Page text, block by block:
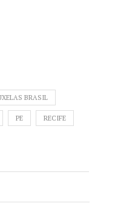
BRASIL
PE RECIFE